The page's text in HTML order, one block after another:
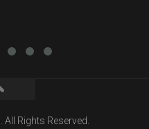
Rights Reserved.